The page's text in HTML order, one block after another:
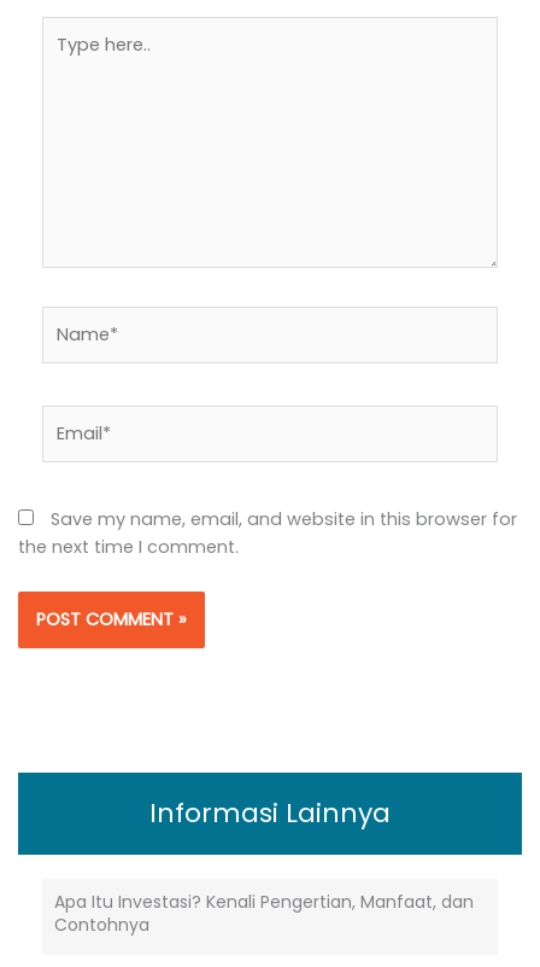
here..
Save my name, email, and website in this browser for
the next time I comment.
Informasi Lainnya
Apa Itu Investasi? Kenali Pengertian, Manfaat, dan
Contohnya